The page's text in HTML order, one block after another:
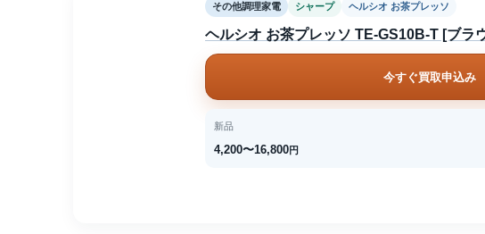
その他調理家電 シャープ ヘルシオ お茶プレッソ
ヘルシオ お茶プレッソ TE-GS10B-T [ブラ
今すぐ買取申込み
新品
4,200〜16,800円